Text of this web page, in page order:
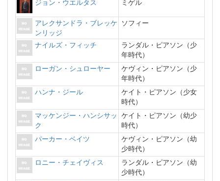
ジョン・ウエルタス ミゲル
アレクサンドラ・ブレッケ
ンリッジ
ソフィー
ナイルズ・フィッチ
ランダル・ピアソン（少
年時代）
ローガン・シュローヤー
ケヴィン・ピアソン（少
年時代）
ハンナ・ジール
ケイト・ピアソン（少女
時代）
マッケンジー・ハンシサッ
ク
ケイト・ピアソン（幼少
時代）
パーカー・ベイツ
ケヴィン・ピアソン（幼
少時代）
ロニー・チェイヴィス
ランダル・ピアソン（幼
少時代）